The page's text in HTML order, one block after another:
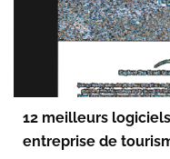
12 meilleurs
entreprise de